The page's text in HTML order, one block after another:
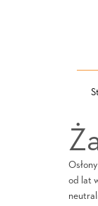
od lat